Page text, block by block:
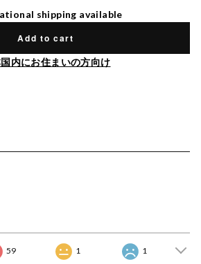
shipping available
Add to cart
内にお住まいの方向け
59 1 1